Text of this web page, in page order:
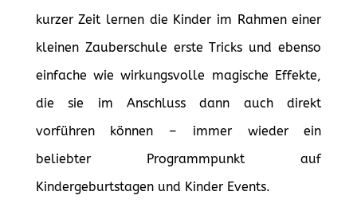
kurzer Zeit lernen die Kinder im Rahmen einer
kleinen Zauberschule erste Tricks und ebenso
einfache wie wirkungsvolle magische Effekte,
die sie im Anschluss dann auch direkt
vorführen können – immer wieder ein
beliebter Programmpunkt auf
Kindergeburtstagen und Kinder Events.